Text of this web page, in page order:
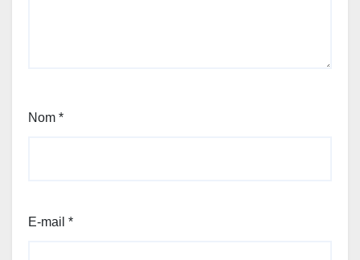
Nom *
E-mail *